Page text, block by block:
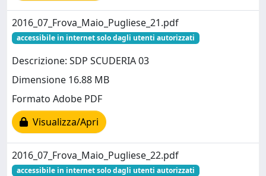
2016_07_Frova_Maio_Pugliese_21.pdf
accessibile in internet solo dagli utenti autorizzati
Descrizione: SDP SCUDERIA 03
Dimensione 16.88 MB
Formato Adobe PDF
Visualizza/Apri
2016_07_Frova_Maio_Pugliese_22.pdf
accessibile in internet solo dagli utenti autorizzati